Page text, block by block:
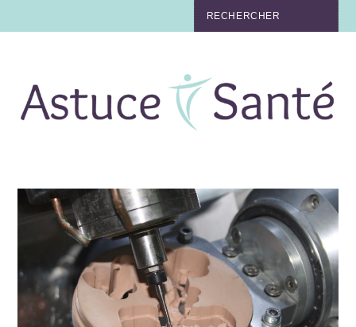
TABAC
NUTRITION
MÉDECINE
MÉDECINE DOUCE